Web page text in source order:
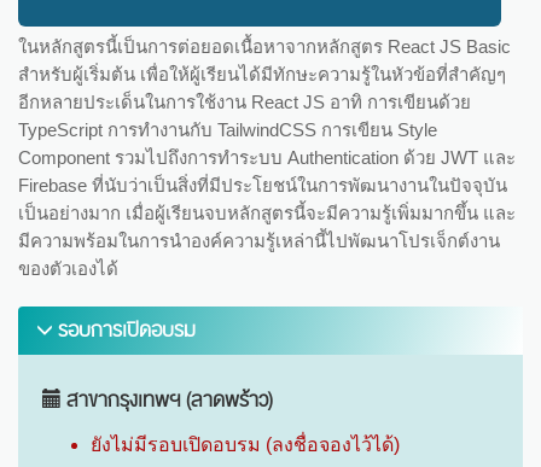
ในหลักสูตรนี้เป็นการต่อยอดเนื้อหาจากหลักสูตร React JS Basic
สำหรับผู้เริ่มต้น เพื่อให้ผู้เรียนได้มีทักษะความรู้ในหัวข้อที่สำคัญๆ
อีกหลายประเด็นในการใช้งาน React JS อาทิ การเขียนด้วย
TypeScript การทำงานกับ TailwindCSS การเขียน Style
Component รวมไปถึงการทำระบบ Authentication ด้วย JWT และ
Firebase ที่นับว่าเป็นสิ่งที่มีประโยชน์ในการพัฒนางานในปัจจุบัน
เป็นอย่างมาก เมื่อผู้เรียนจบหลักสูตรนี้จะมีความรู้เพิ่มมากขึ้น และ
มีความพร้อมในการนำองค์ความรู้เหล่านี้ไปพัฒนาโปรเจ็กต์งาน
ของตัวเองได้
รอบการเปิดอบรม
สาขากรุงเทพฯ (ลาดพร้าว)
ยังไม่มีรอบเปิดอบรม (ลงชื่อจองไว้ได้)